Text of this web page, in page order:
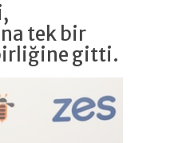
tek bir
gitti.